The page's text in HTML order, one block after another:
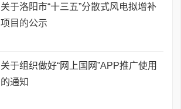
关于洛阳市“十三五”分散式风电拟增补
项目的公示
关于组织做好“网上国网”APP推广使用
的通知